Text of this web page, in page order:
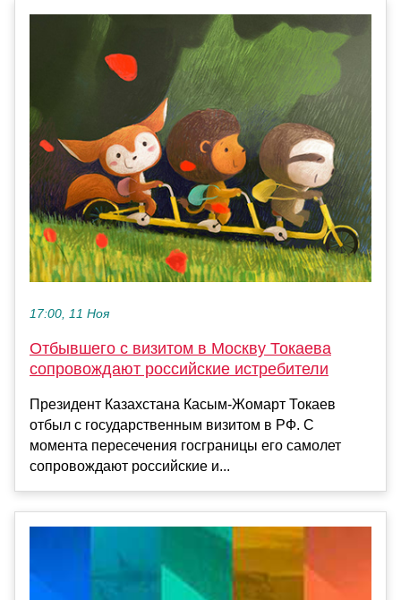
17:00, 11 Ноя
Отбывшего с визитом в Москву Токаева
сопровождают российские истребители
Президент Казахстана Касым-Жомарт Токаев
отбыл с государственным визитом в РФ. С
момента пересечения госграницы его самолет
сопровождают российские и...